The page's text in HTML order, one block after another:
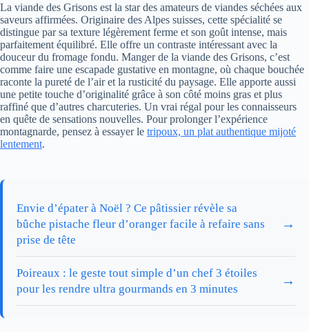
La viande des Grisons est la star des amateurs de viandes séchées aux
saveurs affirmées. Originaire des Alpes suisses, cette spécialité se
distingue par sa texture légèrement ferme et son goût intense, mais
parfaitement équilibré. Elle offre un contraste intéressant avec la
douceur du fromage fondu. Manger de la viande des Grisons, c’est
comme faire une escapade gustative en montagne, où chaque bouchée
raconte la pureté de l’air et la rusticité du paysage. Elle apporte aussi
une petite touche d’originalité grâce à son côté moins gras et plus
raffiné que d’autres charcuteries. Un vrai régal pour les connaisseurs
en quête de sensations nouvelles. Pour prolonger l’expérience
montagnarde, pensez à essayer le tripoux, un plat authentique mijoté
lentement.
Envie d’épater à Noël ? Ce pâtissier révèle sa
bûche pistache fleur d’oranger facile à refaire sans
prise de tête
→
Poireaux : le geste tout simple d’un chef 3 étoiles
pour les rendre ultra gourmands en 3 minutes
→